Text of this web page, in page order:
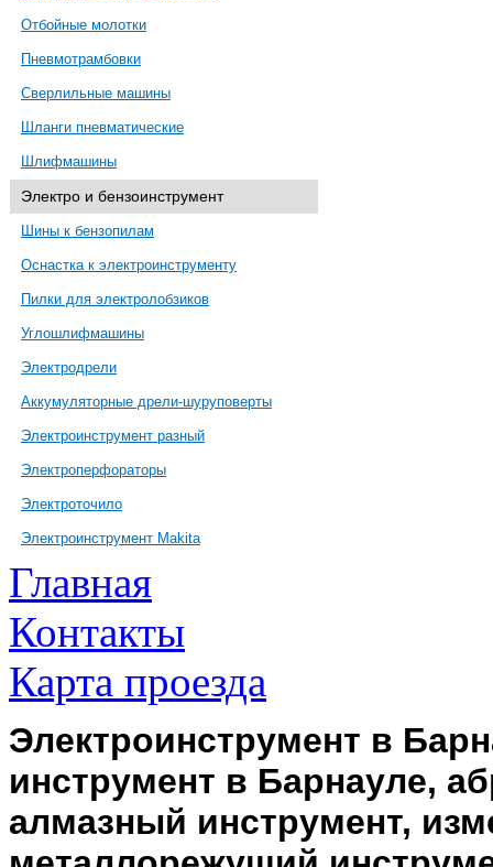
Отбойные молотки
Пневмотрамбовки
Сверлильные машины
Шланги пневматические
Шлифмашины
Электро и бензоинструмент
Шины к бензопилам
Оснастка к электроинструменту
Пилки для электролобзиков
Углошлифмашины
Электродрели
Аккумуляторные дрели-шуруповерты
Электроинструмент разный
Электроперфораторы
Электроточило
Электроинструмент Makita
Главная
Контакты
Карта проезда
Электроинструмент в
инструмент в Барнауле,
алмазный инструмент,